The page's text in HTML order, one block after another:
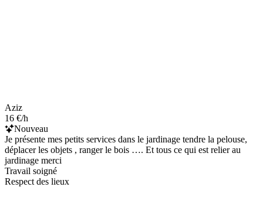
Aziz
16 €/h
Nouveau
Je présente mes petits services dans le jardinage tendre la pelouse,
déplacer les objets , ranger le bois …. Et tous ce qui est relier au
jardinage merci
Travail soigné
Respect des lieux